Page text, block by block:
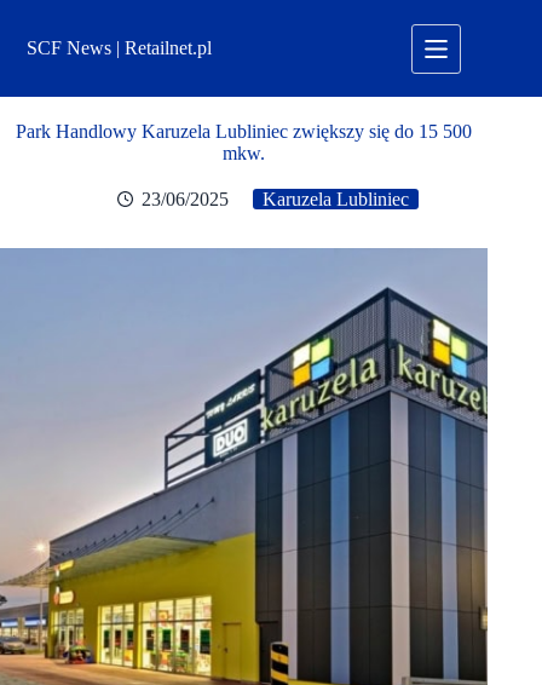
treściSCF News | Retailnet.pl
Park Handlowy Karuzela Lubliniec zwiększy się do 15 500
mkw.
23/06/2025 Karuzela Lubliniec